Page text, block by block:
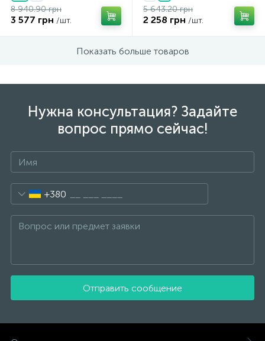
8 940.90 грн
3 577 грн /шт.
5 643.20 грн
2 258 грн /шт.
Показать больше товаров
Нужна консультация? Задайте
вопрос прямо сейчас!
+380
Отправить сообщение